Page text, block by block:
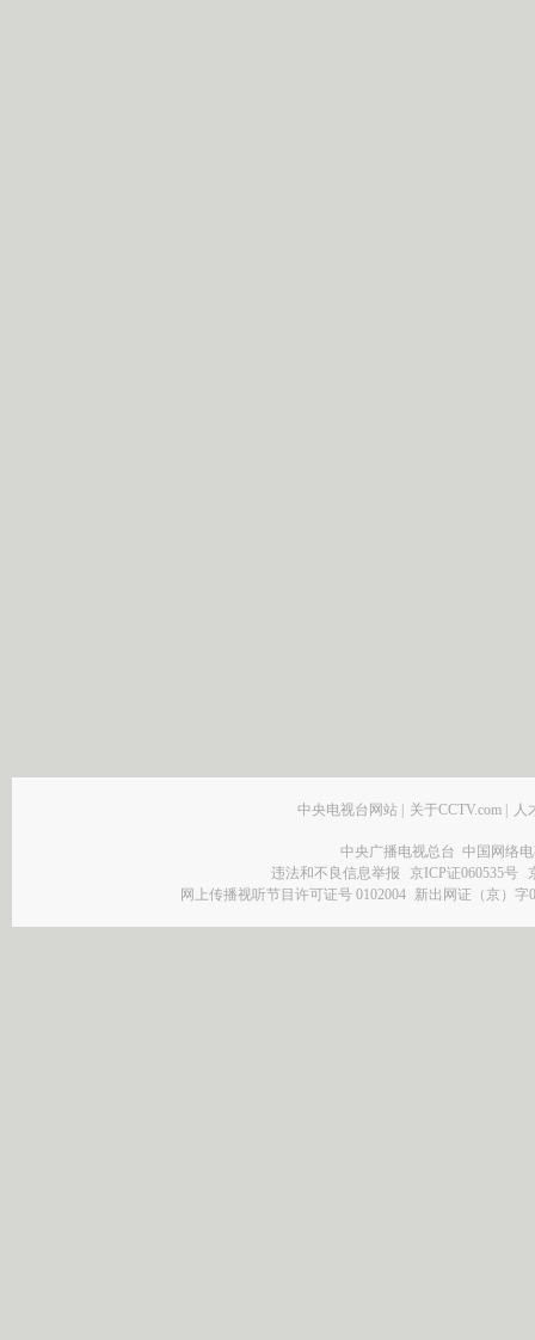
中央电视台网站 关于CCTV.com 人
中央广播电视总台 中国网络
违法和不良信息举报
京ICP证060535号
网上传播视听节目许可证号 0102004 新出网证（京）